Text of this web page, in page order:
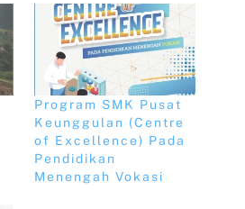
Program SMK Pusat
Keunggulan (Centre
of Excellence) Pada
Pendidikan
Menengah Vokasi